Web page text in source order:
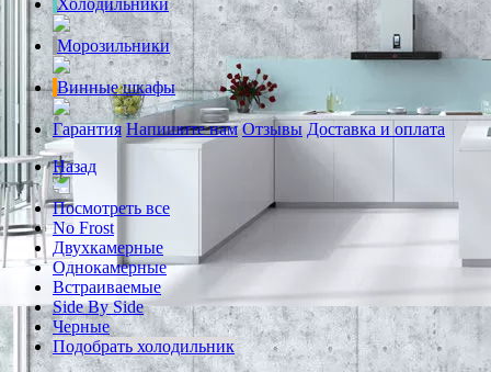
Холодильники
Морозильники
Винные шкафы
Гарантия Напишите нам Отзывы Доставка и оплата
Назад
Посмотреть все
No Frost
Двухкамерные
Однокамерные
Встраиваемые
Side By Side
Черные
Подобрать холодильник